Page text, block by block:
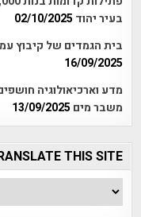
בעיר יהוד 02/10/2025
בית הגמדים של קיבוץ
16/09/2025
מדע וארכיאולוגיה
משבר מים 13/09/2025
THIS SITE!